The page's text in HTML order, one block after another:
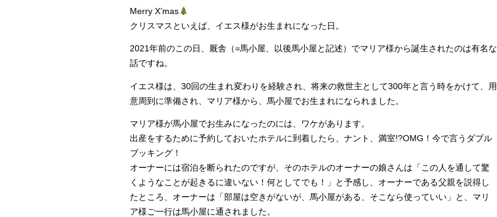
Merry X’mas
クリスマスといえば、イエス様がお生まれになった日。
2021年前のこの日、厩舎（=馬小屋、以後馬小屋と記述）でマリア様から誕生されたのは有名な
話ですね。
イエス様は、30回の生まれ変わりを経験され、将来の救世主として300年と言う時をかけて、用
意周到に準備され、マリア様から、馬小屋でお生まれになられました。
マリア様が馬小屋でお生みになったのには、ワケがあります。
出産をするために予約しておいたホテルに到着したら、ナント、満室!?OMG！今で言うダブル
ブッキング！
オーナーには宿泊を断られたのですが、そのホテルのオーナーの娘さんは「この人を通して驚
くようなことが起きるに違いない！何としてでも！」と予感し、オーナーである父親を説得し
たところ、オーナーは「部屋は空きがないが、馬小屋がある、そこなら使っていい」と、マリ
ア様ご一行は馬小屋に通されました。